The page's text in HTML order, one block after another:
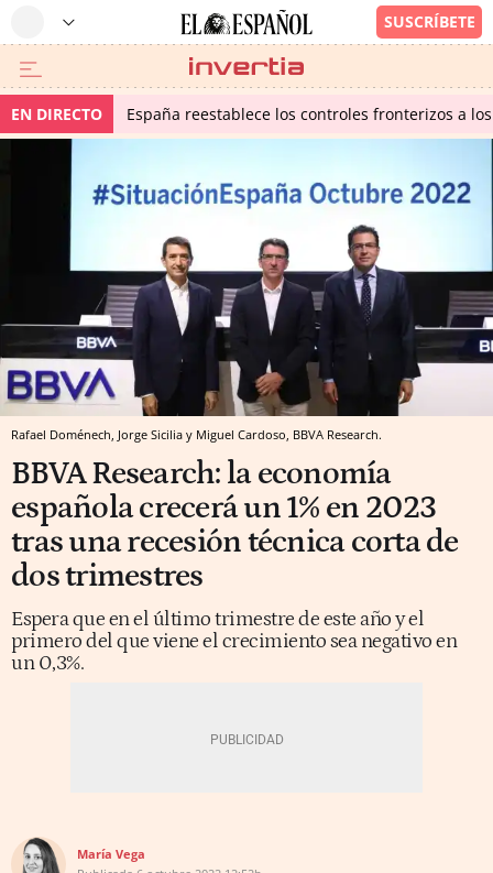
EN DIRECTO España reestablece los controles fronterizos a
Rafael Doménech, Jorge Sicilia y Miguel Cardoso, BBVA Research.
BBVA Research: la economía
española crecerá un 1% en 2023
tras una recesión técnica corta de
dos trimestres
Espera que en el último trimestre de este año y el
primero del que viene el crecimiento sea negativo en
un 0,3%.
María Vega